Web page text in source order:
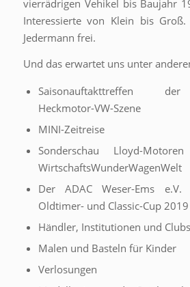
vierrädrigen Vehikel bis Baujahr
Interessierte von Klein bis
Jedermann frei.
Und das erwartet uns unter
Saisonauftakttreffen
Heckmotor-VW-Szene
MINI-Zeitreise
Sonderschau Lloyd-
WirtschaftsWunderWagenWelt
Der ADAC Weser-Ems e.V.
Oldtimer- und Classic-Cup 2019
Händler, Institutionen und
Malen und Basteln für Kinder
Verlosungen